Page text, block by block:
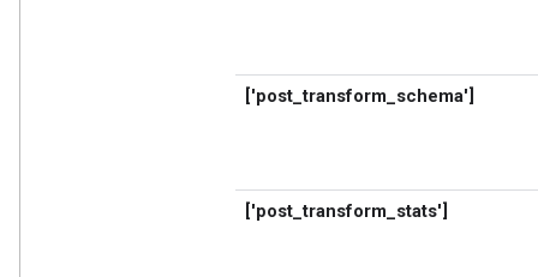
['post_transform_schema']
['post_transform_stats']